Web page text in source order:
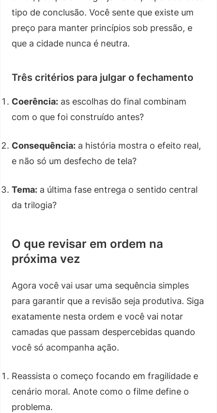
tipo de conclusão. Você sente que existe um
preço para manter princípios sob pressão, e
que a cidade nunca é neutra.
Três critérios para julgar o fechamento
Coerência: as escolhas do final combinam
com o que foi construído antes?
Consequência: a história mostra o efeito real,
e não só um desfecho de tela?
Tema: a última fase entrega o sentido central
da trilogia?
O que revisar em ordem na
próxima vez
Agora você vai usar uma sequência simples
para garantir que a revisão seja produtiva. Siga
exatamente nesta ordem e você vai notar
camadas que passam despercebidas quando
você só acompanha ação.
Reassista o começo focando em fragilidade e
cenário moral. Anote como o filme define o
problema.